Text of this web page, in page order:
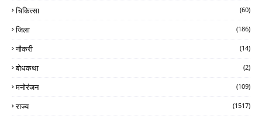
चिकित्सा (60)
जिला (186)
नौकरी (14)
बोधकथा (2)
मनोरंजन (109)
राज्य (1517)